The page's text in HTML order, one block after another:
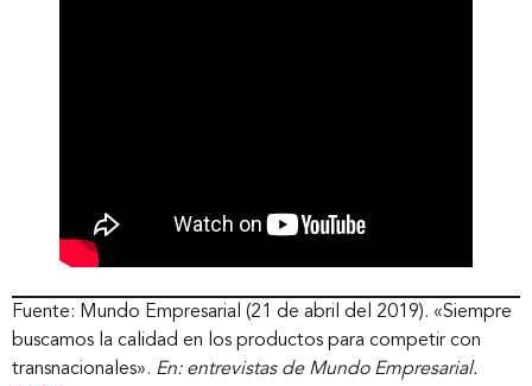
Fuente: Mundo Empresarial (21 de abril del 2019). «Siempre
buscamos la calidad en los productos para competir con
transnacionales». En: entrevistas de Mundo Empresarial.